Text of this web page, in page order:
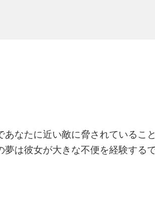
なたに近い敵に脅されているこ
は彼女が大きな不便を経験する